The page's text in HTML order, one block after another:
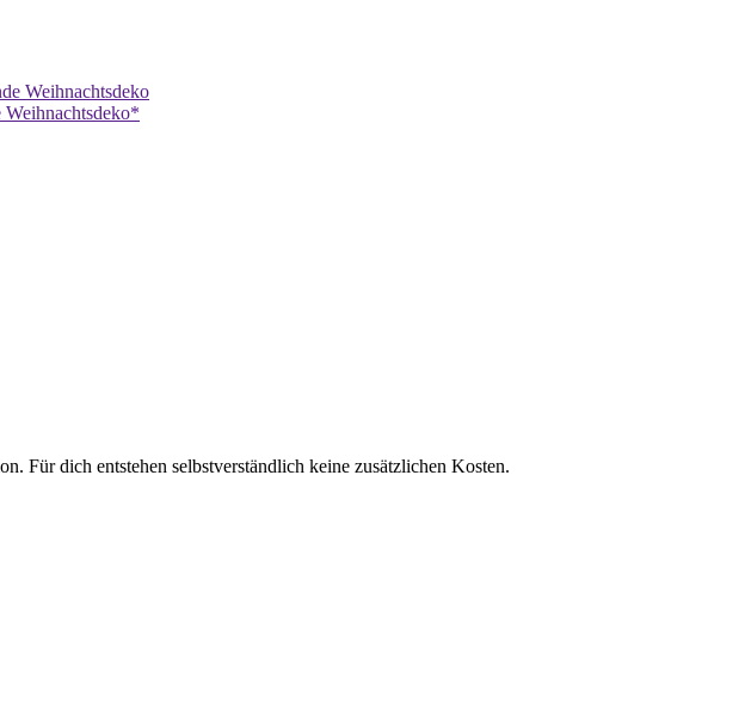
Für dich entstehen selbstverständlich keine zusätzlichen Kosten.